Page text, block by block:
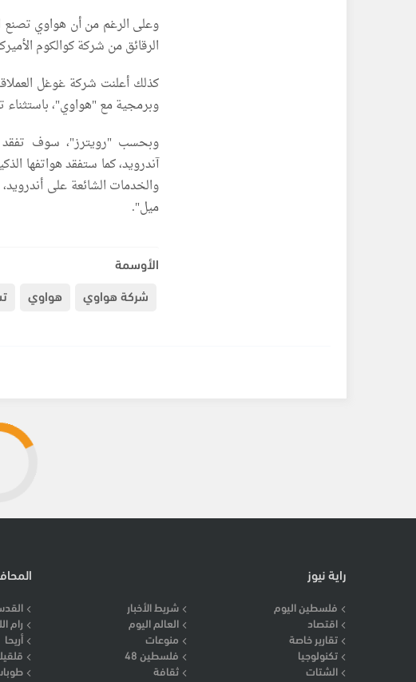
وعلى الرغم من أن هواوي تصنع
الرقائق من شركة كوالكوم
كذلك أعلنت شركة غوغل
وبرمجية مع "هواوي"، باستثناء
وبحسب "رويترز"، سوف تفقد
آندرويد، كما ستفقد هواتفها
والخدمات الشائعة على
ميل".
الأوسمة
شركة هواوي
هواوي
راية نيوز
فلسطين اليوم
شريط الأخبار
اقتصاد
العالم اليوم
تقارير خاصة
منوعات
تكنولوجيا
فلسطين 48
الشتات
ثقافة
رام
أريحا